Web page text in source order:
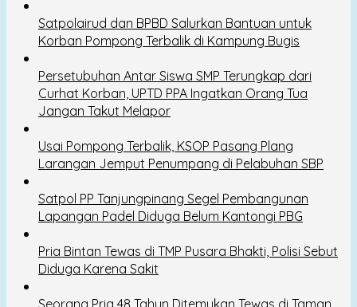
Satpolairud dan BPBD Salurkan Bantuan untuk
Korban Pompong Terbalik di Kampung Bugis
Persetubuhan Antar Siswa SMP Terungkap dari
Curhat Korban, UPTD PPA Ingatkan Orang Tua
Jangan Takut Melapor
Usai Pompong Terbalik, KSOP Pasang Plang
Larangan Jemput Penumpang di Pelabuhan SBP
Satpol PP Tanjungpinang Segel Pembangunan
Lapangan Padel Diduga Belum Kantongi PBG
Pria Bintan Tewas di TMP Pusara Bhakti, Polisi Sebut
Diduga Karena Sakit
Seorang Pria 48 Tahun Ditemukan Tewas di Taman